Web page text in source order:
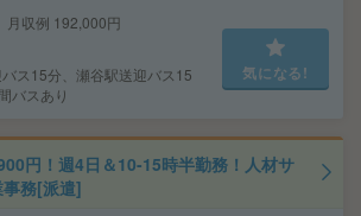
収例 192,000円
ス15分、瀬谷駅送迎バス15
バスあり
気になる!
円！週4日＆10-15時半勤務！人材サ
務[派遣]